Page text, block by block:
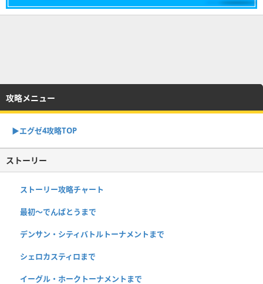
攻略メニュー
▶︎エグゼ4攻略TOP
ストーリー
ストーリー攻略チャート
最初～でんぱとうまで
デンサン・シティバトルトーナメントまで
シェロカスティロまで
イーグル・ホークトーナメントまで